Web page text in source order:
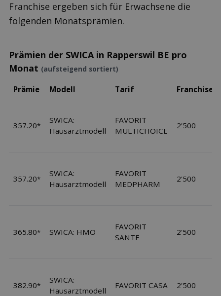
Franchise ergeben sich für Erwachsene die
folgenden Monatsprämien.
Prämien der SWICA in Rapperswil BE pro
Monat (aufsteigend sortiert)
Prämie Modell Tarif Franchise
357.20*
SWICA:
Hausarztmodell
FAVORIT
MULTICHOICE
2'500
357.20*
SWICA:
Hausarztmodell
FAVORIT
MEDPHARM
2'500
365.80* SWICA: HMO
FAVORIT
SANTE
2'500
382.90*
SWICA:
Hausarztmodell
FAVORIT CASA 2'500